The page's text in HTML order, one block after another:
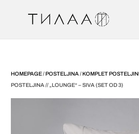
HOMEPAGE/POSTELJINA /KOMPLET
POSTELJINA // „LOUNGE“ – SIVA (SET OD 3)